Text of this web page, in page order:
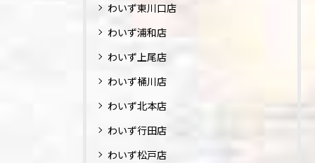
わいず東川口店
わいず浦和店
わいず上尾店
わいず桶川店
わいず北本店
わいず行田店
わいず松戸店